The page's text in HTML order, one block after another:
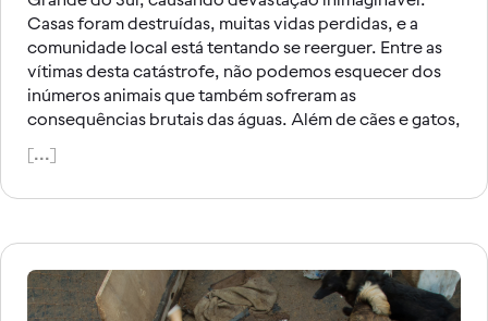
Casas foram destruídas, muitas vidas perdidas, e a
comunidade local está tentando se reerguer. Entre as
vítimas desta catástrofe, não podemos esquecer dos
inúmeros animais que também sofreram as
consequências brutais das águas. Além de cães e gatos,
[...]